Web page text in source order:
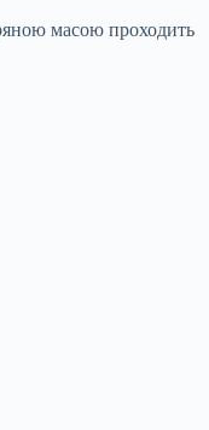
масою проходить